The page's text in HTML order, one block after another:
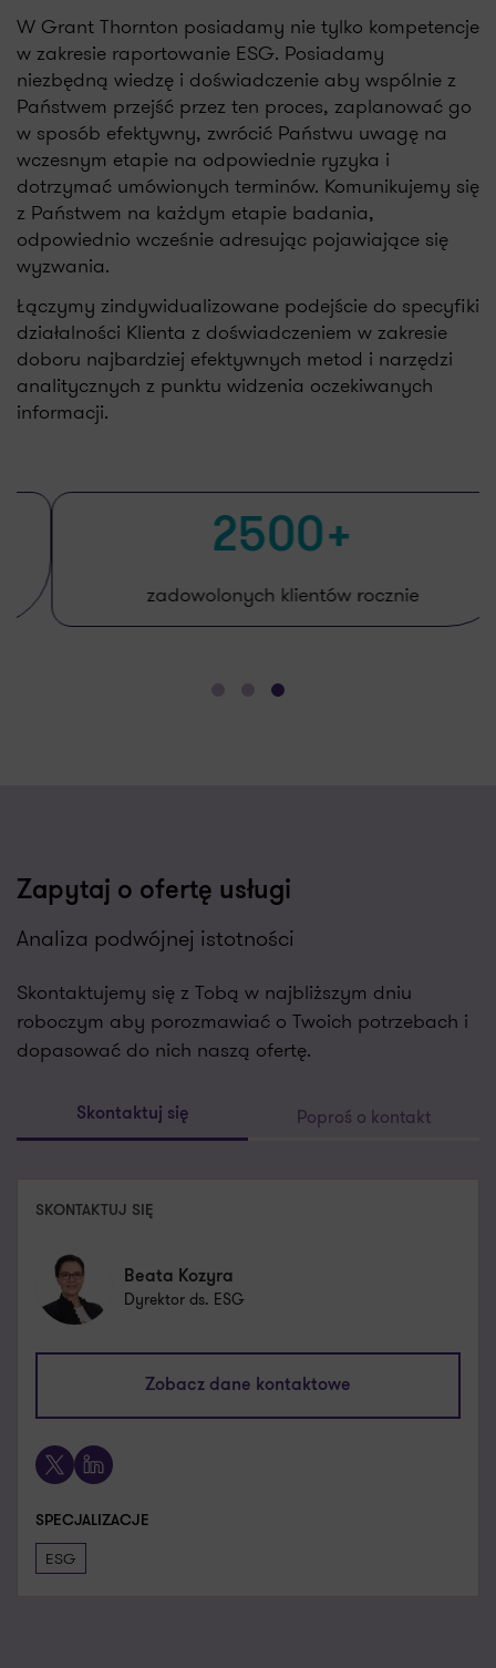
W Grant Thornton posiadamy nie tylko kompetencje
w zakresie raportowanie ESG. Posiadamy
niezbędną wiedzę i doświadczenie aby wspólnie z
Państwem przejść przez ten proces, zaplanować go
w sposób efektywny, zwrócić Państwu uwagę na
wczesnym etapie na odpowiednie ryzyka i
dotrzymać umówionych terminów. Komunikujemy się
z Państwem na każdym etapie badania,
odpowiednio wcześnie adresując pojawiające się
wyzwania.
Łączymy zindywidualizowane podejście do specyfiki
działalności Klienta z doświadczeniem w zakresie
doboru najbardziej efektywnych metod i narzędzi
analitycznych z punktu widzenia oczekiwanych
informacji.
2500+
zadowolonych klientów rocznie
Zapytaj o ofertę usługi
Analiza podwójnej istotności
Skontaktujemy się z Tobą w najbliższym dniu
roboczym aby porozmawiać o Twoich potrzebach i
dopasować do nich naszą ofertę.
Skontaktuj się Poproś o kontakt
SKONTAKTUJ SIĘ
Beata Kozyra
Dyrektor ds. ESG
Zobacz dane kontaktowe
X LinkedIn
SPECJALIZACJE
ESG